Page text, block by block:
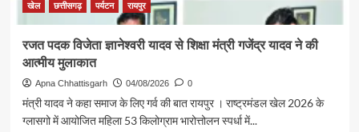
संभाग
श्रद्धालु
भारत
गौरव
से
रामलला
खेल छत्तीसगढ़ पर्यटन रायपुर
रजत पदक विजेता ज्ञानेश्वरी यादव से शिक्षा मंत्री गजेंद्र यादव ने की
आत्मीय मुलाकात
Apna Chhattisgarh 04/08/2026 0
मंत्री यादव ने कहा समाज के लिए गर्व की बात रायपुर । राष्ट्रमंडल खेल 2026 के
ग्लासगो में आयोजित महिला 53 किलोग्राम भारोत्तोलन स्पर्धा में...